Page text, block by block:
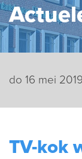
do 16 mei 2019
TV-kok